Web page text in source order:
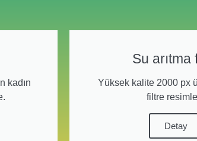
kadın
Su arıtma
Yüksek kalite 2000 px
filtre
Detay